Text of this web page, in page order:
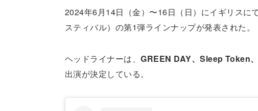
2024年6月14日（金）〜16日（日）にイギリス
スティバル）の第1弾ラインナップが発表された。
ヘッドライナーは、GREEN DAY、Sleep Token
出演が決定している。